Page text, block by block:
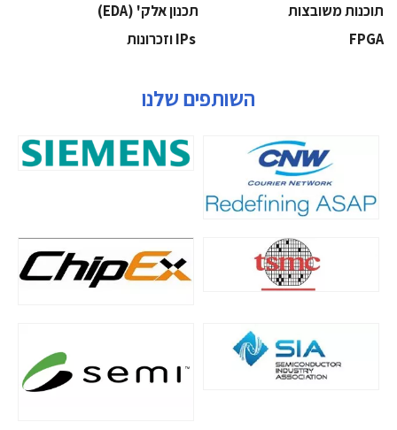
‫תוכנות משובצות‬
‫תכנון אלק' (‪(EDA‬‬
‫‪FPGA‬‬
השותפים שלנו